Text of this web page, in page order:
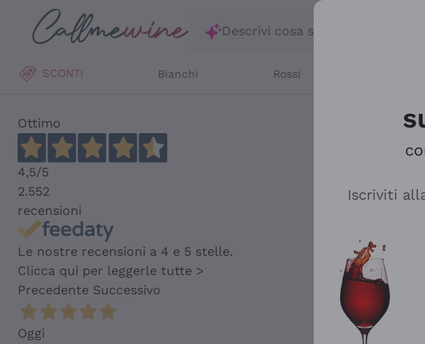
Salta al contenuto principale
Descrivi cosa stai cercando
SCONTI Bianchi Rossi
Ottimo
4,5/5
2.552
recensioni
Le nostre recensioni a 4 e 5 stelle.
Clicca qui per leggerle tutte >
Precedente Successivo
Oggi
Iscriviti